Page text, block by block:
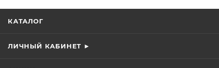
КАТАЛОГ
ЛИЧНЫЙ КАБИНЕТ ►